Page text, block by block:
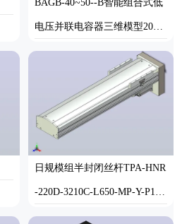
电压并联电容器三维模型2023
10
STP
日规模组半封闭丝杆TPA-HNR
-220D-3210C-L650-MP-Y-P1K-
N3
STEP